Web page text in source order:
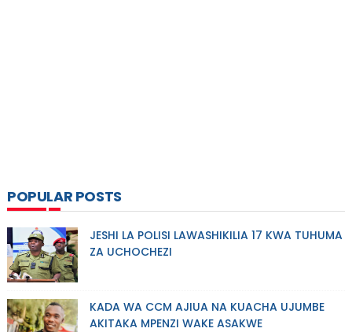
POPULAR POSTS
JESHI LA POLISI LAWASHIKILIA 17 KWA TUHUMA
ZA UCHOCHEZI
KADA WA CCM AJIUA NA KUACHA UJUMBE
AKITAKA MPENZI WAKE ASAKWE